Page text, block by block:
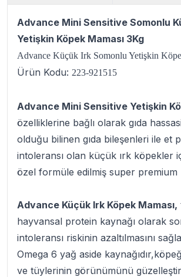
Advance Mini Sensitive Somonlu
Yetişkin Köpek Maması 3Kg
Advance Küçük Irk Somonlu Yetişkin
Ürün Kodu: 223-921515
Advance Mini Sensitive Yetişkin
özelliklerine bağlı olarak gıda
olduğu bilinen gıda bileşenleri ile et
intoleransı olan küçük ırk köpekler
özel formüle edilmiş super premium
Advance Küçük Irk Köpek Maması,
hayvansal protein kaynağı olarak
intoleransı riskinin azaltılmasını
Omega 6 yağ aside
ve tüylerinin görünümünü